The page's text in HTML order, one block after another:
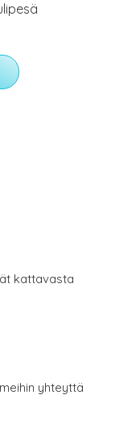
kattavasta
yhteyttä